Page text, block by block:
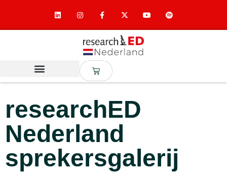
researchED
Nederland
sprekersgalerij